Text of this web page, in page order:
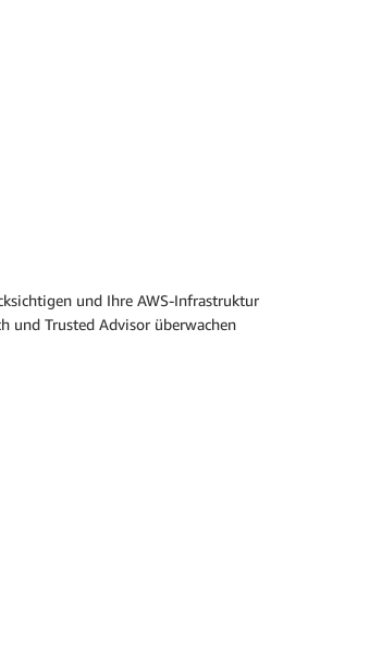
und Ihre AWS-Infrastruktur
und Trusted Advisor überwachen